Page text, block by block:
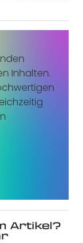
Inhalten.
Artikel?